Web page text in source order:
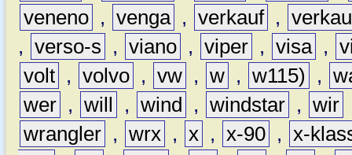
veneno , venga , verkauf ,
, verso-s , viano , viper , visa ,
volt , volvo , vw , w , w115) ,
wer , will , wind , windstar , wir
wrangler , wrx , x , x-90 , x-